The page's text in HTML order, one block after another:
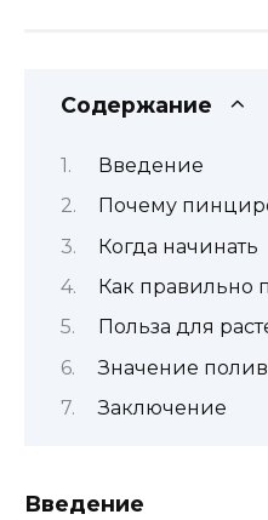
Содержание
Введение
Почему
Когда начинать
Как правильно
Польза для
Значение
Заключение
Введение